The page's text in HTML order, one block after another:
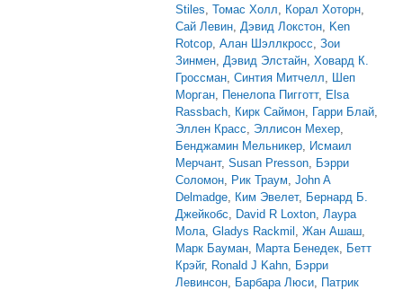
Stiles, Томас Холл, Корал Хоторн,
Сай Левин, Дэвид Локстон, Ken
Rotcop, Алан Шэллкросс, Зои
Зинмен, Дэвид Элстайн, Ховард К.
Гроссман, Синтия Митчелл, Шеп
Морган, Пенелопа Пигготт, Elsa
Rassbach, Кирк Саймон, Гарри Блай,
Эллен Красс, Эллисон Мехер,
Бенджамин Мельникер, Исмаил
Мерчант, Susan Presson, Бэрри
Соломон, Рик Траум, John A
Delmadge, Ким Эвелет, Бернард Б.
Джейкобс, David R Loxton, Лаура
Мола, Gladys Rackmil , Жан Ашаш,
Марк Бауман, Марта Бенедек, Бетт
Крэйг, Ronald J Kahn, Бэрри
Левинсон, Барбара Люси, Патрик